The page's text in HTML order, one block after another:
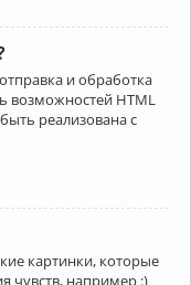
и обработка
возможностей HTML
реализована с
картинки, которые
чувств, например :)